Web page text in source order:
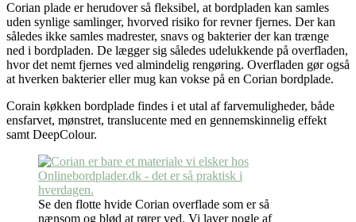
Corian plade er herudover så fleksibel, at bordpladen kan samles
uden synlige samlinger, hvorved risiko for revner fjernes. Der kan
således ikke samles madrester, snavs og bakterier der kan trænge
ned i bordpladen. De lægger sig således udelukkende på overfladen,
hvor det nemt fjernes ved almindelig rengøring. Overfladen gør også
at hverken bakterier eller mug kan vokse på en Corian bordplade.
Corain køkken bordplade findes i et utal af farvemuligheder, både
ensfarvet, mønstret, translucente med en gennemskinnelig effekt
samt DeepColour.
Se den flotte hvide Corian overflade som er så
nænsom og blød at rører ved. Vi laver nogle af